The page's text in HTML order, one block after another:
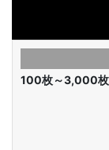
100枚～3,000枚